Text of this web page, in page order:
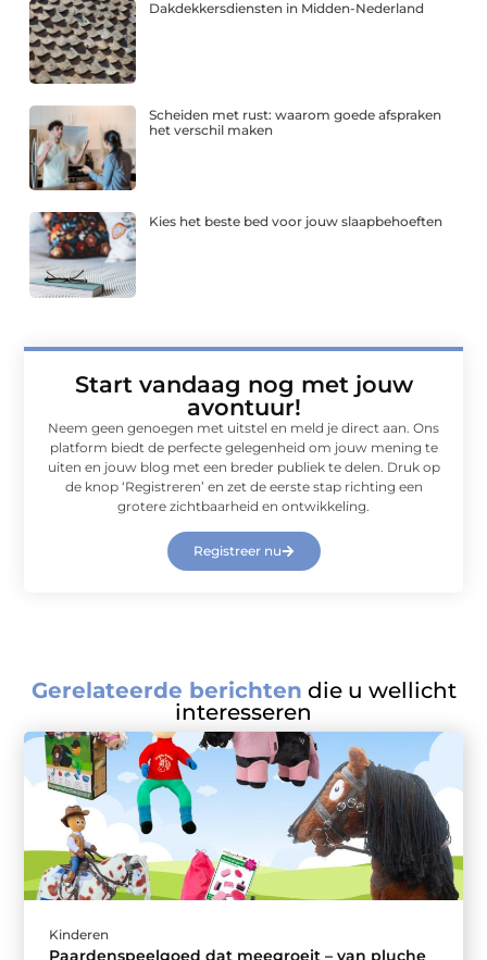
Dakdekkersdiensten in Midden-Nederland
Scheiden met rust: waarom goede afspraken
het verschil maken
Kies het beste bed voor jouw slaapbehoeften
Start vandaag nog met jouw
avontuur!
Neem geen genoegen met uitstel en meld je direct aan. Ons
platform biedt de perfecte gelegenheid om jouw mening te
uiten en jouw blog met een breder publiek te delen. Druk op
de knop ‘Registreren’ en zet de eerste stap richting een
grotere zichtbaarheid en ontwikkeling.
Registreer nu
Gerelateerde berichten die u wellicht
interesseren
Kinderen